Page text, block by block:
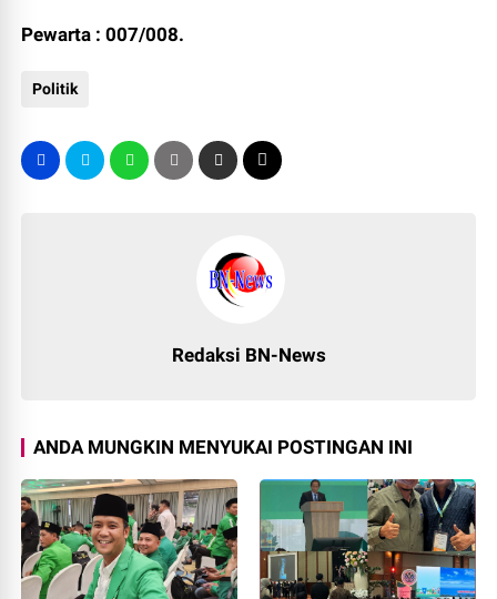
Pewarta : 007/008.
Politik
Redaksi BN-News
ANDA MUNGKIN MENYUKAI POSTINGAN INI